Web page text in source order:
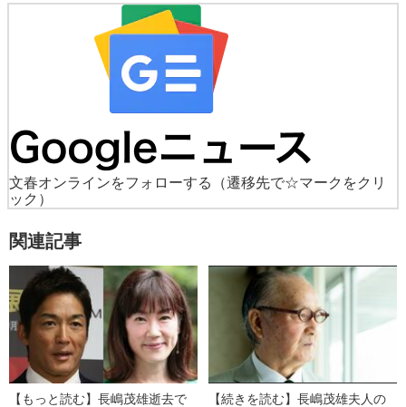
文春オンラインをフォローする
（遷移先で☆マークをクリ
ック）
関連記事
【もっと読む】長嶋茂雄逝去で
【続きを読む】長嶋茂雄夫人の